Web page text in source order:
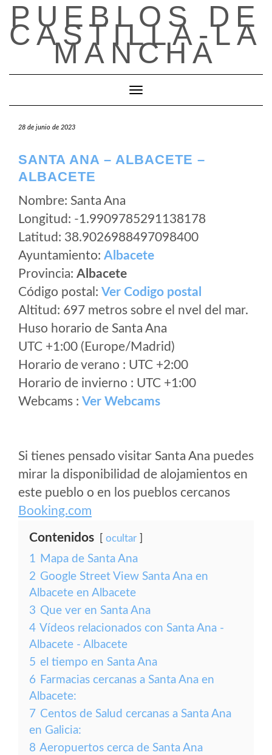
Saltar
contenido
PUEBLOS DE
CASTILLA-LA
MANCHA
Cambiar modo de navegación
28 de junio de 2023
SANTA ANA – ALBACETE –
ALBACETE
Nombre: Santa Ana
Longitud: -1.9909785291138178
Latitud: 38.9026988497098400
Ayuntamiento: Albacete
Provincia: Albacete
Código postal: Ver Codigo postal
Altitud: 697 metros sobre el nvel del mar.
Huso horario de Santa Ana
UTC +1:00 (Europe/Madrid)
Horario de verano : UTC +2:00
Horario de invierno : UTC +1:00
Webcams : Ver Webcams
Si tienes pensado visitar Santa Ana puedes
mirar la disponibilidad de alojamientos en
este pueblo o en los pueblos cercanos
Booking.com
Contenidos ocultar
1 Mapa de Santa Ana
2 Google Street View Santa Ana en
Albacete en Albacete
3 Que ver en Santa Ana
4 Vídeos relacionados con Santa Ana -
Albacete - Albacete
5 el tiempo en Santa Ana
6 Farmacias cercanas a Santa Ana en
Albacete:
7 Centos de Salud cercanas a Santa Ana
en Galicia:
8 Aeropuertos cerca de Santa Ana